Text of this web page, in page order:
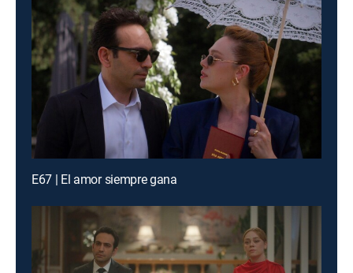
E67 | El amor siempre gana